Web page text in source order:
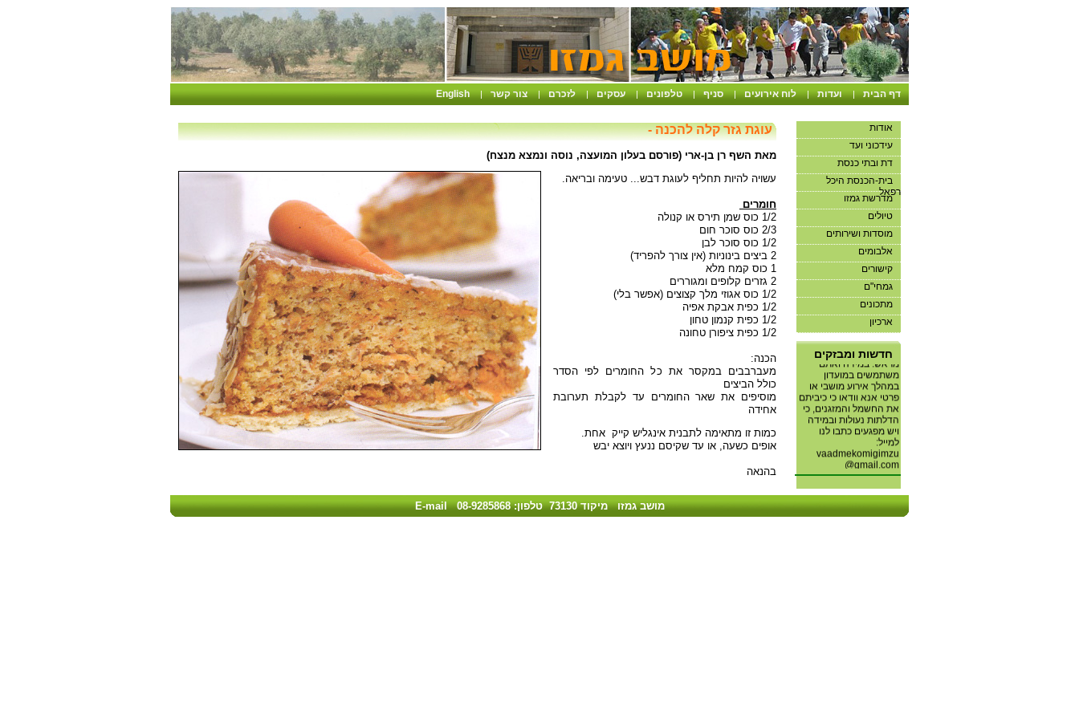
דף הבית | ועדות | לוח אירועים | סניף | טלפונים | עסקים | לזכרם | צור קשר |
English
אודות
עידכוני ועד
דת ובתי כנסת
בית-הכנסת היכל
רפאל
מדרשת גמזו
טיולים
מוסדות ושירותים
אלבומים
קישורים
גמחי"ם
מתכונים
ארכיון
חדשות ומבזקים
למועדון ללא תיאום
מראש. במידה ואתם
משתמשים במועדון
במהלך אירוע מושבי או
פרטי אנא וודאו כי כיביתם
את החשמל והמזגנים, כי
הדלתות נעולות ובמידה
ויש מפגעים כתבו לנו
למייל:
vaadmekomigimzu
@gmail.com
גימזו
עוגת גזר קלה להכנה -
מאת השף רן בן-ארי (פורסם בעלון המועצה, נוסה ונמצא מנצח)
עשויה להיות תחליף לעוגת דבש... טעימה ובריאה.
חומרים
1/2 כוס שמן תירס או קנולה
2/3 כוס סוכר חום
1/2 כוס סוכר לבן
2 ביצים בינוניות (אין צורך להפריד)
1 כוס קמח מלא
2 גזרים קלופים ומגוררים
1/2 כוס אגוזי מלך קצוצים (אפשר בלי)
1/2 כפית אבקת אפיה
1/2 כפית קנמון טחון
1/2 כפית ציפורן טחונה
הכנה:
מעברבבים במקסר את כל החומרים לפי הסדר
כולל הביצים
מוסיפים את שאר החומרים עד לקבלת תערובת
אחידה
כמות זו מתאימה לתבנית אינגליש קייק אחת.
אופים כשעה, או עד שקיסם ננעץ ויוצא יבש
בהנאה
מושב גמזו מיקוד 73130 טלפון: 08-9285868 E-mail